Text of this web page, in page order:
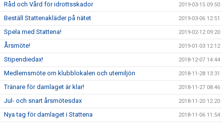
Råd och Vård för idrottsskador 2019-03-15 09:50
Beställ Stattenakläder på nätet 2019-03-06 12:51
Spela med Stattena! 2019-02-12 09:20
Årsmöte! 2019-01-03 12:12
Stipendiedax! 2018-12-07 14:44
Medlemsmöte om klubblokalen och utemiljön 2018-11-28 13:31
Tränare för damlaget är klar! 2018-11-27 08:46
Jul- och snart årsmötesdax 2018-11-20 12:20
Nya tag för damlaget i Stattena 2018-11-06 11:54